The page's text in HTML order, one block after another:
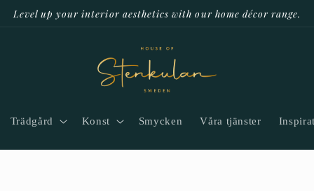
Level up your interior aesthetics with our home décor range.
Trädgård Konst Smycken Våra tjänster